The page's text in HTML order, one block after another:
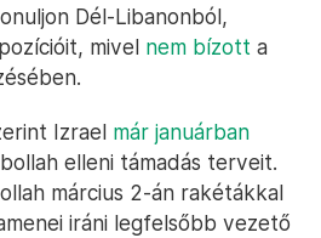
Dél-Libanonból,
mivel nem bízott a
Izrael már januárban
elleni támadás terveit.
március 2-án rakétákkal
iráni legfelsőbb vezető